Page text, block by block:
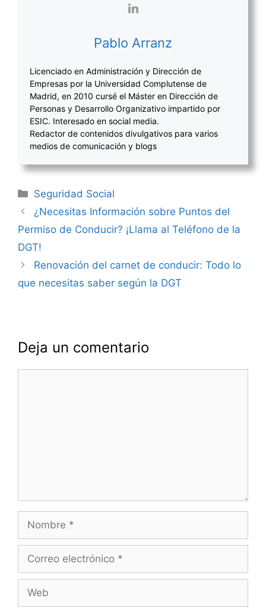
Pablo Arranz
Licenciado en Administración y Dirección de
Empresas por la Universidad Complutense de
Madrid, en 2010 cursé el Máster en Dirección de
Personas y Desarrollo Organizativo impartido por
ESIC. Interesado en social media.
Redactor de contenidos divulgativos para varios
medios de comunicación y blogs
Categorías
Seguridad Social
Navegación
de
¿Necesitas Información sobre Puntos del
Permiso de Conducir? ¡Llama al Teléfono de la
DGT!
Renovación del carnet de conducir: Todo lo
que necesitas saber según la DGT
Deja un comentario
electrónico